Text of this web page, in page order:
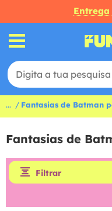
... Fantasias de Batman
Fantasias de
Filtrar